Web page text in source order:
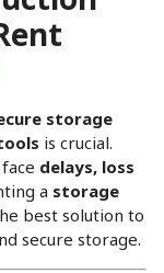
storage
is crucial.
delays, loss
a storage
best solution to
secure storage.